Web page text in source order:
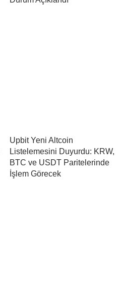
Upbit Yeni Altcoin
Listelemesini Duyurdu: KRW,
BTC ve USDT Paritelerinde
İşlem Görecek